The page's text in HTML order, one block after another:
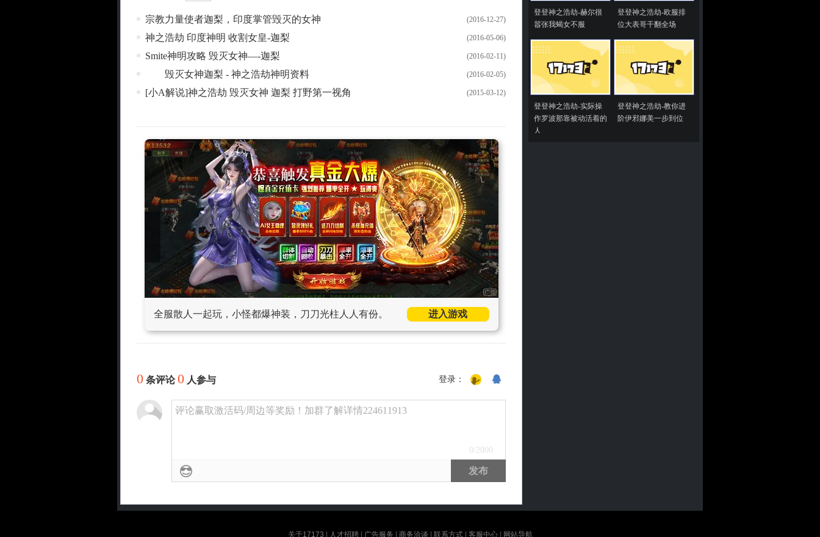
(2016-12-27)
宗教力量使者迦梨，印度掌管毁灭的女神
(2016-05-06)
神之浩劫 印度神明 收割女皇-迦梨
(2016-02-11)
Smite神明攻略 毁灭女神—-迦梨
(2016-02-05)
毁灭女神迦梨 - 神之浩劫神明资料
(2015-03-12)
[小A解说]神之浩劫 毁灭女神 迦梨 打野第一视角
全服散人一起玩，小怪都爆神装，刀刀光柱人人有份。 进入游戏
0 条评论0 人参与 登录：
评论赢取激活码/周边等奖励！加群了解详情224611913
0 /2000
发布
登登神之浩劫-赫尔很
嚣张我蝎女不服
登登神之浩劫-欧服排
位大表哥干翻全场
登登神之浩劫-实际操
作罗波那靠被动活着的
人
登登神之浩劫-教你进
阶伊邪娜美一步到位
关于17173 人才招聘| 广告服务 商务洽谈 联系方式| 客服中心| 网站导航